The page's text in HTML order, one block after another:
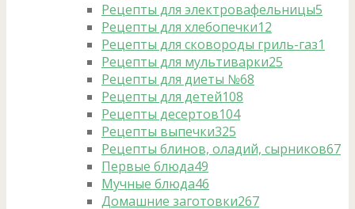
Рецепты для электровафельницы5
Рецепты для хлебопечки12
Рецепты для сковороды гриль-газ1
Рецепты для мультиварки25
Рецепты для диеты №68
Рецепты для детей108
Рецепты десертов104
Рецепты выпечки325
Рецепты блинов, оладий, сырников67
Первые блюда49
Мучные блюда46
Домашние заготовки267